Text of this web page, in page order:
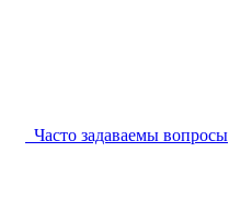
Часто задаваемы вопросы